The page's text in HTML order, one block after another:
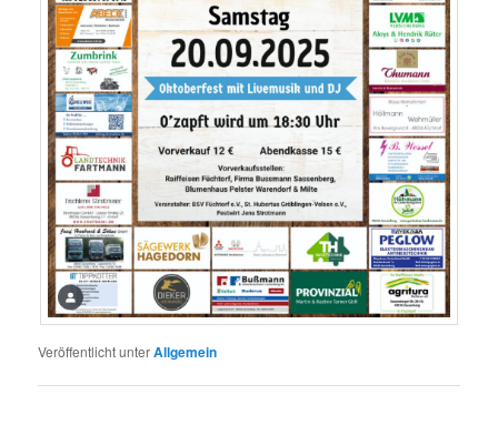
Veröffentlicht unterAllgemein